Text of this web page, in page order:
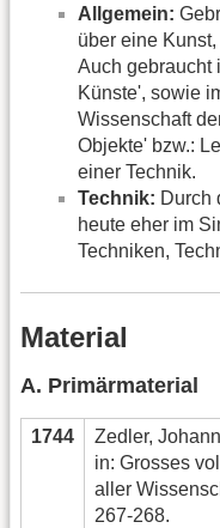
Allgemein:
über eine
Auch gebraucht
Künste', sowie
Wissenschaft
Objekte' bzw.:
einer Technik.
Technik: Durch
heute eher im
Techniken,
Material
A. Primärmaterial
1744 Zedler,
in: Grosses
aller
267-268.